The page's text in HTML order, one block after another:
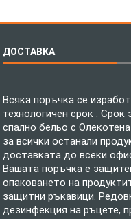
ДОСТАВКА
Всяка поръчка се
технологичен срок .
спално бельо с
за всички останали
доставката до всеки
Вашата поръчка е
опаковането на
защитни ръкавици.
дезинфекция на ръцете,